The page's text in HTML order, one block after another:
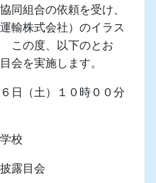
ザインしたラッ
組合の依頼を受け、